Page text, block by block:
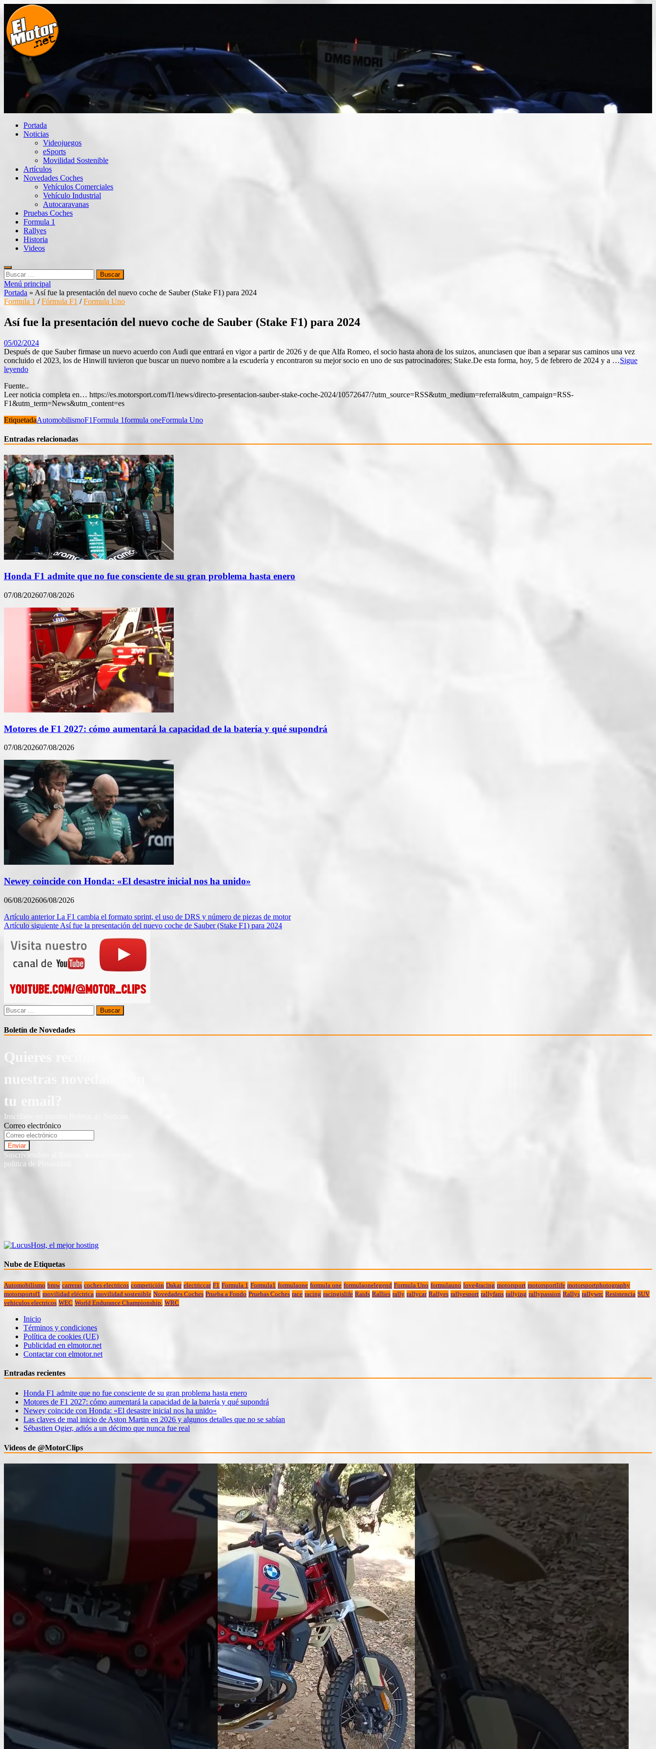
Saltar
contenido
El Motor punto Net
Información sobre novedades y pruebas de Automóviles
Portada
Noticias
Videojuegos
eSports
Movilidad Sostenible
Artículos
Novedades Coches
Vehículos Comerciales
Vehículo Industrial
Autocaravanas
Pruebas Coches
Formula 1
Rallyes
Historia
Videos
Buscar:
Menú principal
Portada » Así fue la presentación del nuevo coche de Sauber (Stake F1) para 2024
Formula 1 /Fórmula F1 /Formula Uno
Así fue la presentación del nuevo coche de Sauber (Stake F1) para 2024
05/02/2024
Después de que Sauber firmase un nuevo acuerdo con Audi que entrará en vigor a partir de 2026 y de que Alfa Romeo, el socio hasta ahora de los suizos, anunciasen que iban a separar sus caminos una vez
concluido el 2023, los de Hinwill tuvieron que buscar un nuevo nombre a la escudería y encontraron su mejor socio en uno de sus patrocinadores; Stake.De esta forma, hoy, 5 de febrero de 2024 y a …Sigue
leyendo
Fuente..
Leer noticia completa en… https://es.motorsport.com/f1/news/directo-presentacion-sauber-stake-coche-2024/10572647/?utm_source=RSS&utm_medium=referral&utm_campaign=RSS-
F1&utm_term=News&utm_content=es
EtiquetadaAutomobilismoF1Formula 1formula oneFormula Uno
Entradas relacionadas
Honda F1 admite que no fue consciente de su gran problema hasta enero
07/08/202607/08/2026
Motores de F1 2027: cómo aumentará la capacidad de la batería y qué supondrá
07/08/202607/08/2026
Newey coincide con Honda: «El desastre inicial nos ha unido»
06/08/202606/08/2026
Navegación
de
entradas
Artículo anterior La F1 cambia el formato sprint, el uso de DRS y número de piezas de motor
Artículo siguiente Así fue la presentación del nuevo coche de Sauber (Stake F1) para 2024
Buscar:
Boletín de Novedades
Quieres recibir
nuestras novedades en
tu email?
Inscríbete en nuestro Boletín de Noticias.
Correo electrónico
Suscriviendote al Boletin, aceptas nuestra
politica de Privacidad.
Nube de Etiquetas
Automobilismo bmw carreras coches electricos competición Dakar electriccar F1 Formula 1 Formula1 formulaone formula one formulaonelegend Formula Uno formulauno love4racing motorsport motorsportlife motorsportphotography
motorsportsf1 movilidad eléctrica movilidad sostenible Novedades Coches Prueba a Fondo Pruebas Coches race racing racingislife Raids Rallies rally rallycar Rallyes rallyesport rallyfans rallying rallypassion Rallys rallywrc Resistencia SUV
vehiculos electricos WEC World Endurance Championship. WRC
Inicio
Términos y condiciones
Política de cookies (UE)
Publicidad en elmotor.net
Contactar con elmotor.net
Entradas recientes
Honda F1 admite que no fue consciente de su gran problema hasta enero
Motores de F1 2027: cómo aumentará la capacidad de la batería y qué supondrá
Newey coincide con Honda: «El desastre inicial nos ha unido»
Las claves de mal inicio de Aston Martin en 2026 y algunos detalles que no se sabían
Sébastien Ogier, adiós a un décimo que nunca fue real
Videos de @MotorClips